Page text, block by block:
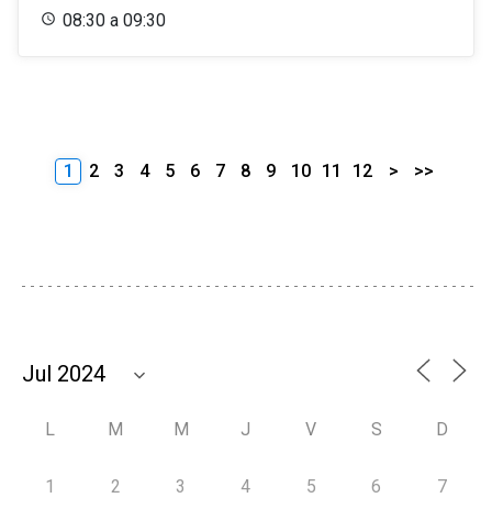
08:30 a 09:30
1 2 3 4 5 6 7 8 9 10 11 12 > >>
L M M J V S D
1 2 3 4 5 6 7